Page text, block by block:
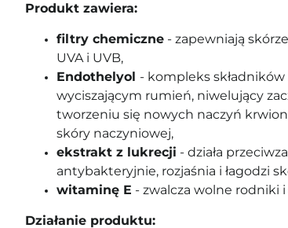
Produkt zawiera:
filtry chemiczne - zapewniają
UVA i UVB,
Endothelyol - kompleks
wyciszającym rumień, niwelujący
tworzeniu się nowych naczyń
skóry naczyniowej,
ekstrakt z lukrecji - działa
antybakteryjnie, rozjaśnia i łagodzi
witaminę E - zwalcza wolne rodniki
Działanie produktu: